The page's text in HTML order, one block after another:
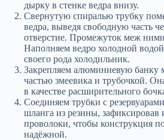
дырку в стенке ведра внизу.
Свернутую спиралью трубку
ведра, выведя свободную часть
отверстие. Промежуток меж
Наполняем ведро холодной водой
своего рода холодильник.
Закрепляем алюминиевую банку
частью змеевика и трубочкой.
в качестве расширительного
Соединяем трубки с
шланга из резины,
проволоки, чтобы конструкция
надёжной.